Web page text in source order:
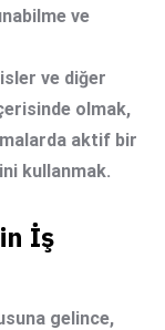
ve
ve diğer
olmak,
aktif bir
kullanmak.
İş
gelince,